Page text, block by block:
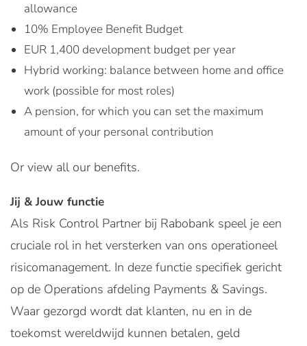
allowance
10% Employee Benefit Budget
EUR 1,400 development budget per year
Hybrid working: balance between home and office
work (possible for most roles)
A pension, for which you can set the maximum
amount of your personal contribution
Or view all our benefits.
Jij & Jouw functie
Als Risk Control Partner bij Rabobank speel je een
cruciale rol in het versterken van ons operationeel
risicomanagement. In deze functie specifiek gericht
op de Operations afdeling Payments & Savings.
Waar gezorgd wordt dat klanten, nu en in de
toekomst wereldwijd kunnen betalen, geld